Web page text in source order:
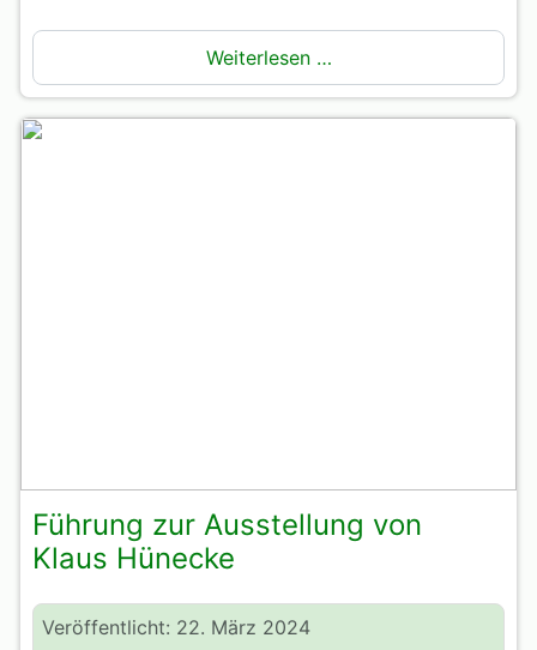
Weiterlesen …
Führung zur Ausstellung von
Klaus Hünecke
Veröffentlicht: 22. März 2024